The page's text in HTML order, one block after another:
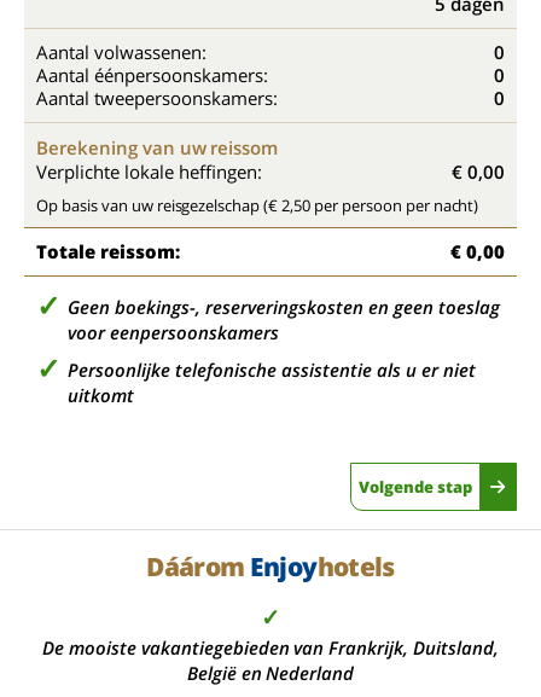
Aantal volwassenen:
0
Aantal éénpersoonskamers:
0
Aantal tweepersoonskamers:
0
Berekening van uw reissom
Verplichte lokale heffingen:
€ 0,00
Op basis van uw reisgezelschap (€ 2,50 per persoon per nacht)
Totale reissom: € 0,00
Geen boekings-, reserveringskosten en geen toeslag
voor eenpersoonskamers
Persoonlijke telefonische assistentie als u er niet
uitkomt
Volgende stap
Dáárom Enjoyhotels
✓
De mooiste vakantiegebieden van Frankrijk, Duitsland,
België en Nederland